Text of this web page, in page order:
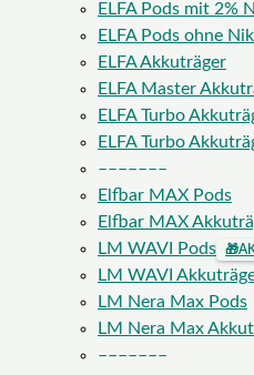
ELFA Pods mit 2%
ELFA Pods ohne
ELFA Akkuträger
ELFA Master
ELFA Turbo
ELFA Turbo
–––––––
Elfbar MAX Pods
Elfbar MAX
LM WAVI Pods
🎁
LM WAVI
LM Nera Max Pods
LM Nera Max
–––––––